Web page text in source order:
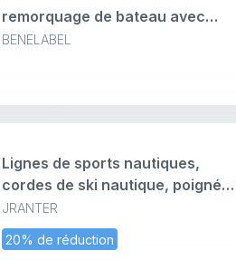
BENELABEL
remorquage de bateau avec
poulie en acier inoxydable et
auto-centrage - pour Tubing, ski
nautique et wakeboard
JRANTER
20% de réduction
Lignes de sports nautiques,
cordes de ski nautique, poignée
de 22,9 m, 4 sections, adhérence
phat épaisse, thermique, bateau,
wakeboard, sports nautiques,